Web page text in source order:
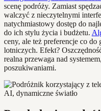
scenę podróży. Zamiast
walczyć z nieczytelnymi
natychmiastowy dostęp do
do ich stylu życia i budżetu.
ceny, ale też preferencje co
lotniczych. Efekt?
realna przewaga nad
poszukiwaniami.